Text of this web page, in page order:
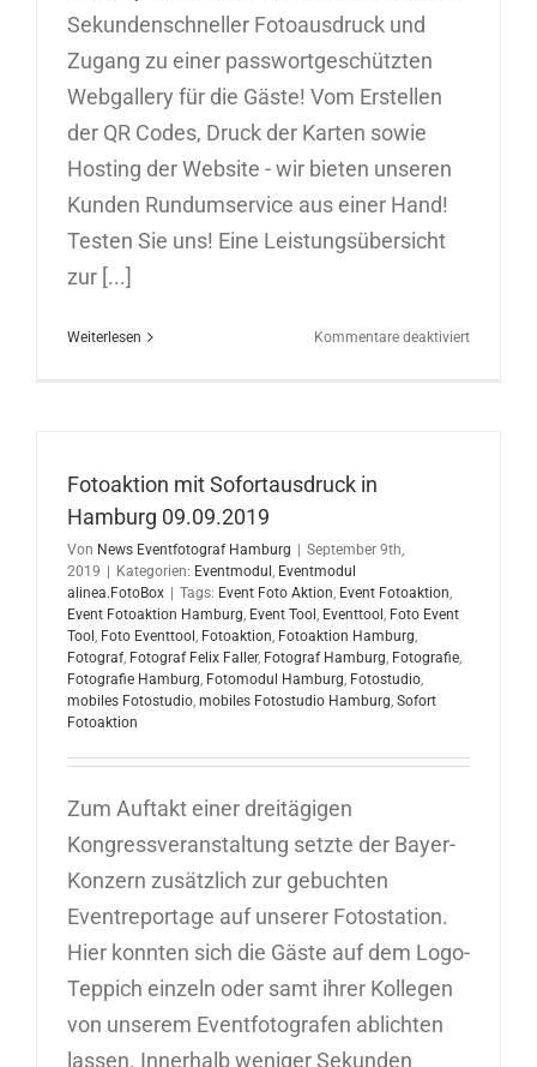
Sekundenschneller Fotoausdruck und
Zugang zu einer passwortgeschützten
Webgallery für die Gäste! Vom Erstellen
der QR Codes, Druck der Karten sowie
Hosting der Website - wir bieten unseren
Kunden Rundumservice aus einer Hand!
Testen Sie uns! Eine Leistungsübersicht
zur [...]
Weiterlesen Kommentare deaktiviertfür
Fotoaktion mit Sofortausdruck in
Hamburg 09.09.2019
Von News Eventfotograf Hamburg
September 9th,
2019
Kategorien: Eventmodul , Eventmodul
alinea.FotoBox
Tags: Event Foto Aktion, Event Fotoaktion,
Event Fotoaktion Hamburg, Event Tool , Eventtool , Foto Event
Tool , Foto Eventtool , Fotoaktion, Fotoaktion Hamburg,
Fotograf, Fotograf Felix Faller, Fotograf Hamburg, Fotografie,
Fotografie Hamburg, Fotomodul Hamburg, Fotostudio,
mobiles Fotostudio, mobiles Fotostudio Hamburg, Sofort
Fotoaktion
Zum Auftakt einer dreitägigen
Kongressveranstaltung setzte der Bayer-
Konzern zusätzlich zur gebuchten
Eventreportage auf unserer Fotostation.
Hier konnten sich die Gäste auf dem Logo-
Teppich einzeln oder samt ihrer Kollegen
von unserem Eventfotografen ablichten
lassen. Innerhalb weniger Sekunden